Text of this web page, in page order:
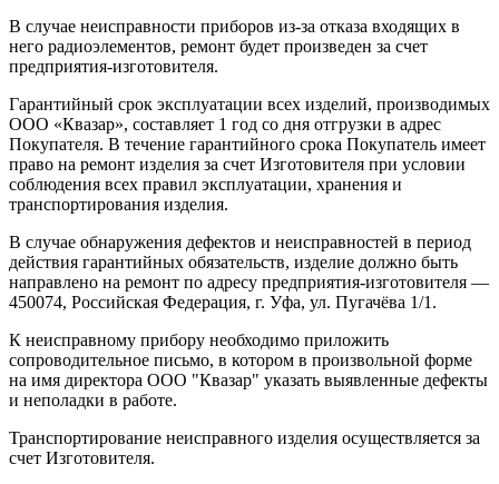
В случае неисправности приборов из-за отказа входящих в
него радиоэлементов, ремонт будет произведен за счет
предприятия-изготовителя.
Гарантийный срок эксплуатации всех изделий, производимых
ООО «Квазар», составляет 1 год со дня отгрузки в адрес
Покупателя. В течение гарантийного срока Покупатель имеет
право на ремонт изделия за счет Изготовителя при условии
соблюдения всех правил эксплуатации, хранения и
транспортирования изделия.
В случае обнаружения дефектов и неисправностей в период
действия гарантийных обязательств, изделие должно быть
направлено на ремонт по адресу предприятия-изготовителя —
450074, Российская Федерация, г. Уфа, ул. Пугачёва 1/1.
К неисправному прибору необходимо приложить
сопроводительное письмо, в котором в произвольной форме
на имя директора ООО "Квазар" указать выявленные дефекты
и неполадки в работе.
Транспортирование неисправного изделия осуществляется за
счет Изготовителя.